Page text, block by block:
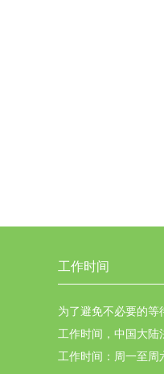
工作时间
为了避免不必要的等
工作时间，中国大陆
工作时间：周一至周